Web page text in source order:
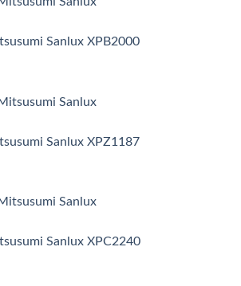
Sanlux XPB2000
Sanlux XPZ1187
Sanlux XPC2240